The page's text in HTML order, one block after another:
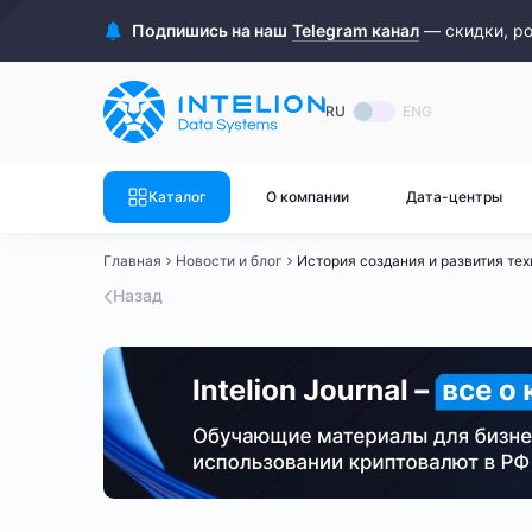
Подпишись на наш Telegram канал — скидки,
RU ENG
Каталог О компании Дата-центры
ASIC майнеры
Bitmain
Innosilicon
Iceriver
Смотреть весь каталог
Готовый
Готовый
Готовый
Готовый
Готовый
Главная Новости и блог История создания и развития
Назад